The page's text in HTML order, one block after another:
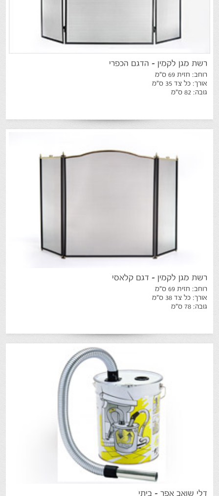
רשת מגן לקמין - הדגם הכפרי
רוחב: חזית 69 ס"מ
אורך: כל צד 35 ס"מ
גובה: 82 ס"מ
רשת מגן לקמין - דגם קלאסי
רוחב: חזית 69 ס"מ
אורך: כל צד 38 ס"מ
גובה: 78 ס"מ
דלי שואב אפר - ביתי